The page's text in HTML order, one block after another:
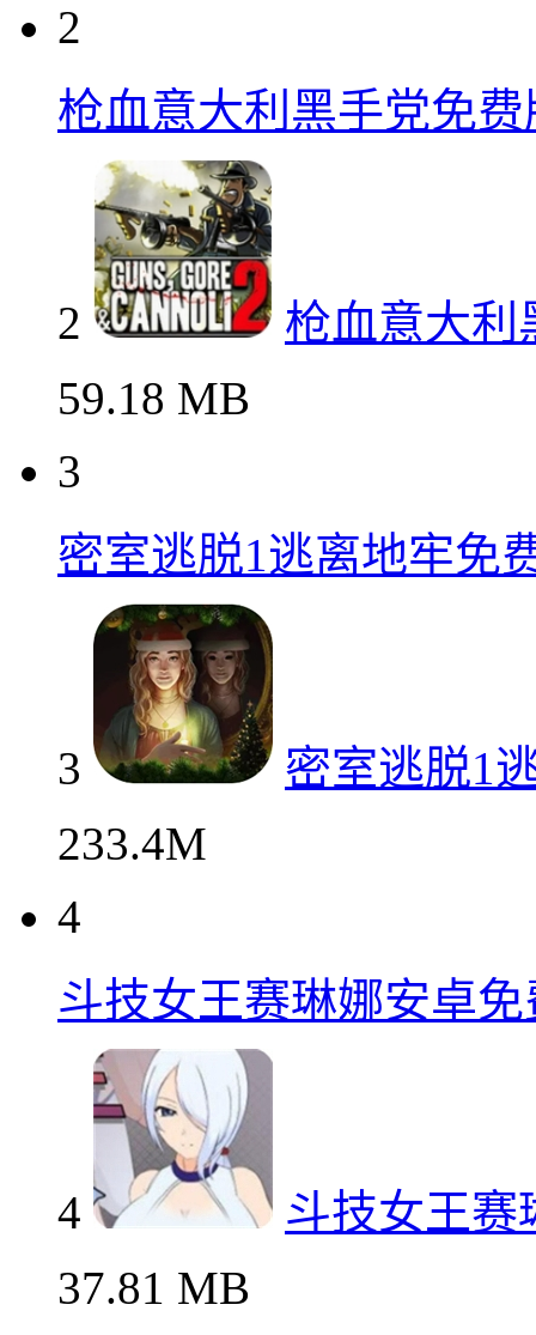
2
枪血意大利黑手党免
2
枪血意大利
59.18 MB
3
密室逃脱1逃离地牢免
3
密室逃脱1
233.4M
4
斗技女王赛琳娜安卓
4
斗技女王赛
37.81 MB